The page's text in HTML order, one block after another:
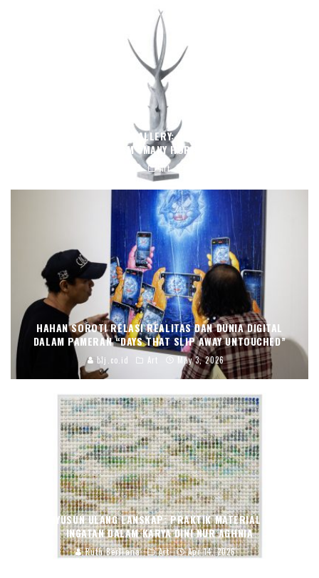
TIGA DEKADE GAJAH GALLERY: KERAGAMAN SENI ASIA
TENGGARA DALAM “MANY HORIZONS, ONE SKY”
Ruth Berliana Art
HAHAN SOROTI RELASI REALITAS DAN DUNIA DIGITAL
DALAM PAMERAN “DAYS THAT SLIP AWAY UNTOUCHED”
blj.co.id Art May 3, 2026
MENYUSUN ULANG LANSKAP: PRAKTIK MATERIAL DAN
INGATAN DALAM KARYA DINI NUR AGHNIA
Ruth Berliana Art Apr 14, 2026